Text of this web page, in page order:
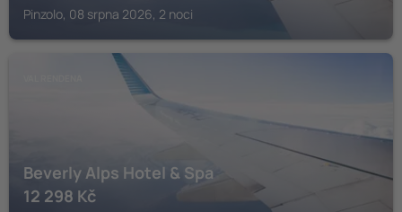
Pinzolo, 08 srpna 2026, 2 noci
Beverly Alps Hotel & Spa
12 298 Kč